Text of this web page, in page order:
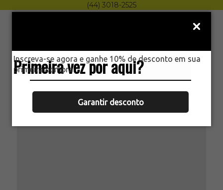
Primeira vez por aqui?
Inscreva-se agora e ganhe 10% de desconto em sua
primeira compra.
Garantir desconto
(44) 3018-2525
Menu
HOME
CARTUCHO GÁS 227G FOGAREIRO
LAMPIÃO MAÇARICO CAMPING KALA